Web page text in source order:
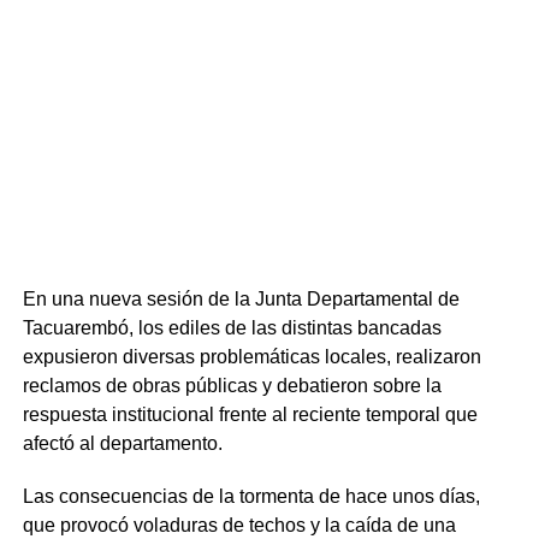
En una nueva sesión de la Junta Departamental de
Tacuarembó, los ediles de las distintas bancadas
expusieron diversas problemáticas locales, realizaron
reclamos de obras públicas y debatieron sobre la
respuesta institucional frente al reciente temporal que
afectó al departamento.
Las consecuencias de la tormenta de hace unos días,
que provocó voladuras de techos y la caída de una